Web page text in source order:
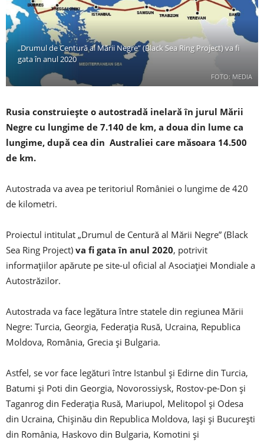
FOTO: MEDIA
„Drumul de Centură al Mării Negre” (Black Sea Ring Project) va fi
gata în anul 2020
Rusia construiește o autostradă inelară în jurul Mării
Negre cu lungime de 7.140 de km, a doua din lume ca
lungime, după cea din Australiei care măsoara 14.500
de km.
Autostrada va avea pe teritoriul României o lungime de 420
de kilometri.
Proiectul intitulat „Drumul de Centură al Mării Negre” (Black
Sea Ring Project) va fi gata în anul 2020, potrivit
informațiilor apărute pe site-ul oficial al Asociaţiei Mondiale a
Autostrăzilor.
Autostrada va face legătura între statele din regiunea Mării
Negre: Turcia, Georgia, Federaţia Rusă, Ucraina, Republica
Moldova, România, Grecia şi Bulgaria.
Astfel, se vor face legături între Istanbul şi Edirne din Turcia,
Batumi şi Poti din Georgia, Novorossiysk, Rostov-pe-Don şi
Taganrog din Federaţia Rusă, Mariupol, Melitopol şi Odesa
din Ucraina, Chişinău din Republica Moldova, Iaşi şi Bucureşti
din România, Haskovo din Bulgaria, Komotini şi